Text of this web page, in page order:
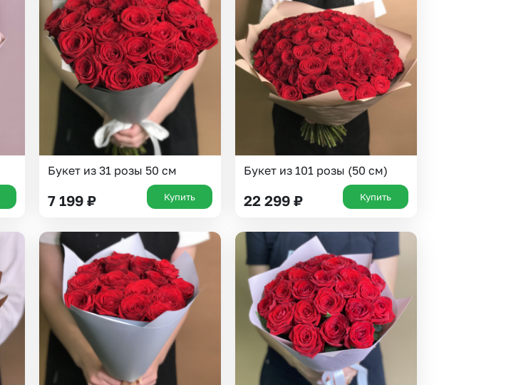
Insta букеты
Хиты продаж
Новинки
До 10000 рублей
Черная пятница
Все категории
Букет из 31 розы 50 см
7 199 ₽ Купить
Букет из 101 розы (50 см)
22 299 ₽ Купить